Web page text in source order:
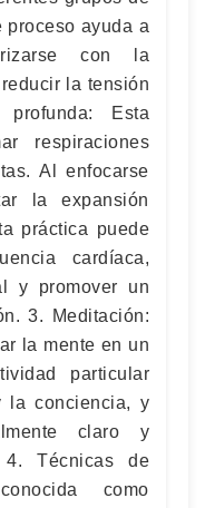
proceso ayuda a
con la
la tensión
profunda: Esta
respiraciones
Al enfocarse
la expansión
práctica puede
cardíaca,
y promover un
3. Meditación:
la mente en un
particular
la conciencia, y
claro y
4. Técnicas de
como